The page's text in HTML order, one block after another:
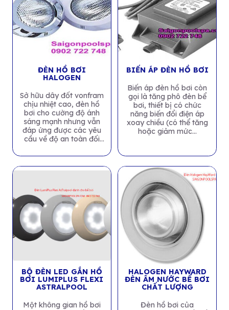
ĐÈN HỒ BƠI
HALOGEN
Sở hữu dây đốt vonfram
chịu nhiệt cao, đèn hồ
bơi cho cường độ ánh
sáng mạnh nhưng vẫn
đáp ứng được các yêu
cầu về độ an toàn đối
BIẾN ÁP ĐÈN HỒ BƠI
Biến áp đèn hồ bơi còn
gọi là tăng phô đèn bể
bơi, thiết bị có chức
năng biến đổi điện áp
xoay chiều (có thể tăng
hoặc giảm mức...
BỘ ĐÈN LED GẮN HỒ
BƠI LUMIPLUS FLEXI
ASTRALPOOL
Một không gian hồ bơi
HALOGEN HAYWARD
ĐÈN ÂM NƯỚC BỂ BƠI
CHẤT LƯỢNG
Đèn hồ bơi của